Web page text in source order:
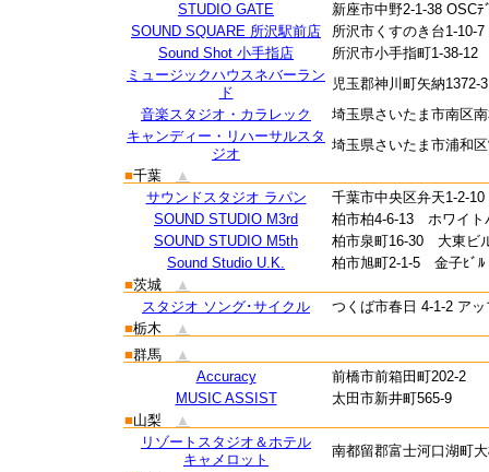
STUDIO GATE
新座市中野2-1-38 OSC
SOUND SQUARE 所沢駅前店
所沢市くすのき台1-10-
Sound Shot 小手指店
所沢市小手指町1-38-12
ミュージックハウスネバーラン
ド
児玉郡神川町矢納1372-3
音楽スタジオ・カラレック
埼玉県さいたま市南区
キャンディー・リハーサルスタ
ジオ
埼玉県さいたま市浦和
■千葉
▲
サウンドスタジオ ラパン
千葉市中央区弁天1-2-
SOUND STUDIO M3rd
柏市柏4-6-13 ホワイト
SOUND STUDIO M5th
柏市泉町16-30 大東ビ
Sound Studio U.K.
柏市旭町2-1-5 金子ﾋﾞﾙ
■茨城
▲
スタジオ ソング･サイクル
つくば市春日 4-1-2 ア
■栃木
▲
■群馬
▲
Accuracy
前橋市前箱田町202-2
MUSIC ASSIST
太田市新井町565-9
■山梨
▲
リゾートスタジオ＆ホテル
キャメロット
南都留郡富士河口湖町